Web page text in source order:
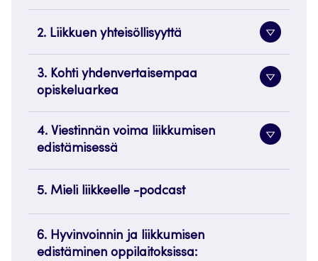
2. Liikkuen yhteisöllisyyttä
painike
3. Kohti yhdenvertaisempaa
opiskeluarkea
4. Viestinnän voima liikkumisen
edistämisessä
5. Mieli liikkeelle -podcast
6. Hyvinvoinnin ja liikkumisen
edistäminen oppilaitoksissa: